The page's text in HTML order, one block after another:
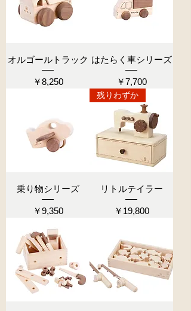
オルゴールトラック
価格
￥8,250
はたらく車シリーズ
価格
￥7,700
乗り物シリーズ
価格
￥9,350
残りわずか
リトルテイラー
価格
￥19,800